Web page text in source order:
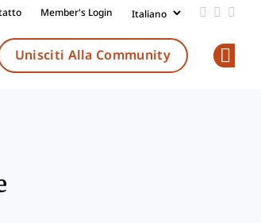
Member's Login Add us
Follow
Unisciti Alla Community